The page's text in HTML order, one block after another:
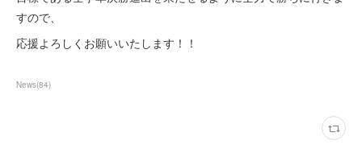
すので、
応援よろしくお願いいたします！！
News(84)